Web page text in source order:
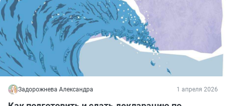
Задорожнева Александра 1 апреля 2026